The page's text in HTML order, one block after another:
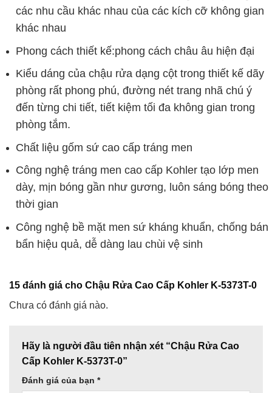
các nhu cầu khác nhau của các kích cỡ không gian
khác nhau
Phong cách thiết kế:phong cách châu âu hiện đại
Kiểu dáng của chậu rửa dạng cột trong thiết kế dãy
phòng rất phong phú, đường nét trang nhã chú ý
đến từng chi tiết, tiết kiệm tối đa không gian trong
phòng tắm.
Chất liệu gốm sứ cao cấp tráng men
Công nghệ tráng men cao cấp Kohler tạo lớp men
dày, mịn bóng gần như gương, luôn sáng bóng theo
thời gian
Công nghệ bề mặt men sứ kháng khuẩn, chống bán
bẩn hiệu quả, dễ dàng lau chùi vệ sinh
15 đánh giá cho Chậu Rửa Cao Cấp Kohler K-5373T-0
Chưa có đánh giá nào.
Hãy là người đầu tiên nhận xét “Chậu Rửa Cao
Cấp Kohler K-5373T-0”
Đánh giá của bạn *